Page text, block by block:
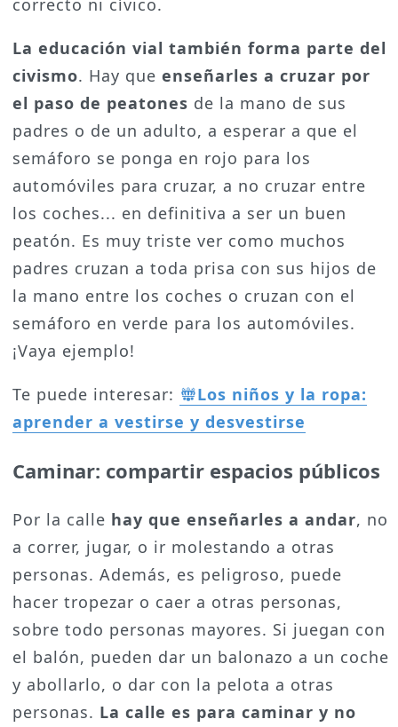
La educación vial también forma parte del
civismo. Hay que enseñarles a cruzar por
el paso de peatones de la mano de sus
padres o de un adulto, a esperar a que el
semáforo se ponga en rojo para los
automóviles para cruzar, a no cruzar entre
los coches... en definitiva a ser un buen
peatón. Es muy triste ver como muchos
padres cruzan a toda prisa con sus hijos de
la mano entre los coches o cruzan con el
semáforo en verde para los automóviles.
¡Vaya ejemplo!
Te puede interesar:
Los niños y la ropa:
aprender a vestirse y desvestirse
Caminar: compartir espacios públicos
Por la calle hay que enseñarles a andar, no
a correr, jugar, o ir molestando a otras
personas. Además, es peligroso, puede
hacer tropezar o caer a otras personas,
sobre todo personas mayores. Si juegan con
el balón, pueden dar un balonazo a un coche
y abollarlo, o dar con la pelota a otras
personas. La calle es para caminar y no